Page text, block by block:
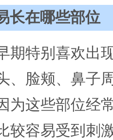
长在哪些部位
期特别喜欢出
、脸颊、鼻子
为这些部位经
较容易受到刺